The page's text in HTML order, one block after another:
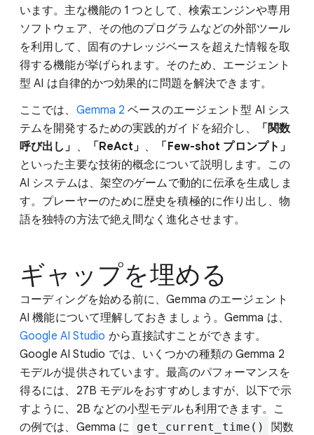
います。主な機能の 1 つとして、検索エンジンや専用
ソフトウェア、その他のプログラムなどの外部ツール
を利用して、固有のナレッジベースを超えた情報を取
得する機能が挙げられます。そのため、エージェント
型 AI は自律的かつ効果的に問題を解決できます。
ここでは、 Gemma 2 ベースのエージェント型 AI シス
テムを開発するための実践的ガイドを紹介し、
「関数
呼び出し」 、 「ReAct」 、
「Few-shot プロンプト」
といった主要な技術的概念について説明します。この
AI システムは、架空のゲームで動的に伝承を生成しま
す。プレーヤーのために歴史を積極的に作り出し、物
語を独特の方法で絶え間なく進化させます。
ギャップを埋める
コーディングを始める前に、Gemma のエージェント
AI 機能について理解しておきましょう。Gemma は、
Google AI Studio から直接試すことができます。
Google AI Studio では、いくつかの種類の Gemma 2
モデルが提供されています。最高のパフォーマンスを
得るには、27B モデルをおすすめしますが、以下で示
すように、2B などの小型モデルも利用できます。こ
の例では、Gemma に
get_current_time()
関数